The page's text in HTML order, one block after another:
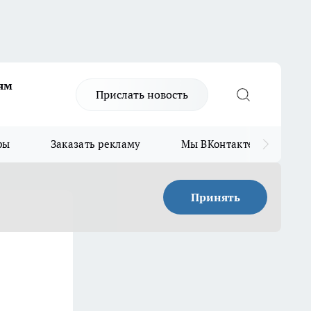
Прислать новость
Заказать рекламу Мы ВКонтакте
Принять